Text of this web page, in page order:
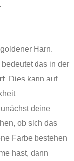
Harn.
das in der
Dies kann auf
deine
ob sich das
Farbe bestehen
hast, dann